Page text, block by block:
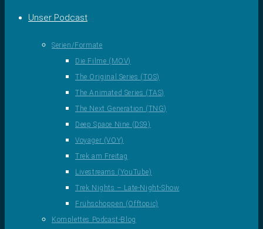
Unser Podcast
Serien/Formate
Die Filme (MOV)
The Original Series (TOS)
The Animated Series (TAS)
The Next Generation (TNG)
Deep Space Nine (DS9)
Voyager (VOY)
Trek am Freitag
Livestreams (YouTube)
Trek Nights – Late-Night-Show
Frühschoppen (Offtopic)
Komplettes Podcast-Blog